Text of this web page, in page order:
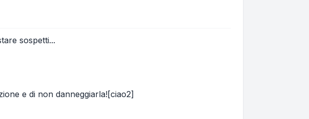
sospetti...
e di non danneggiarla![ciao2]